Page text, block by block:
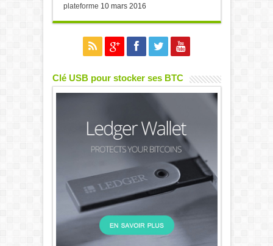
plateforme 10 mars 2016
Clé USB pour stocker ses BTC